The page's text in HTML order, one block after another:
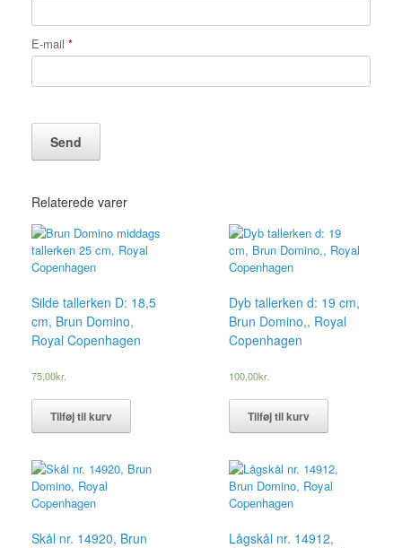
E-mail *
Relaterede varer
Silde tallerken D: 18,5
cm, Brun Domino,
Royal Copenhagen
75,00kr.
Tilføj til kurv
Dyb tallerken d: 19 cm,
Brun Domino,, Royal
Copenhagen
100,00kr.
Tilføj til kurv
Skål nr. 14920, Brun
Lågskål nr. 14912,